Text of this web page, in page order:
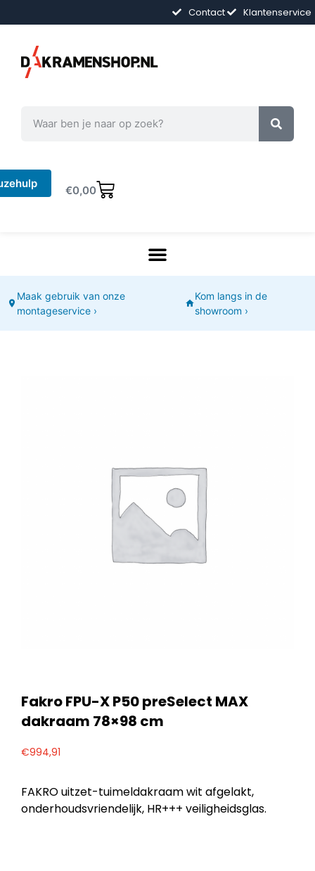
Contact Klantenservice
€0,00
Maak gebruik van onze
montageservice ›
Kom langs in de
showroom ›
Fakro FPU-X P50 preSelect MAX
dakraam 78×98 cm
€994,91
FAKRO uitzet-tuimeldakraam wit afgelakt,
onderhoudsvriendelijk, HR+++ veiligheidsglas.